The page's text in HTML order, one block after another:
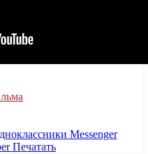
Messenger
Печатать